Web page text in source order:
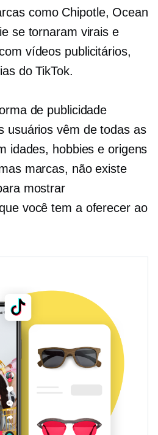
como Chipotle, Ocean
se tornaram virais e
vídeos publicitários,
do TikTok.
de publicidade
usuários vêm de todas as
idades, hobbies e origens
marcas, não existe
mostrar
você tem a oferecer ao